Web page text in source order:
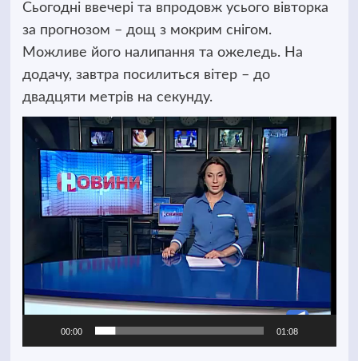
Сьогодні ввечері та впродовж усього вівторка
за прогнозом – дощ з мокрим снігом.
Можливе його налипання та ожеледь. На
додачу, завтра посилиться вітер – до
двадцяти метрів на секунду.
Відеопрогравач
00:00 01:08